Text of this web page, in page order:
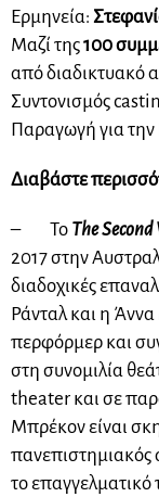
Ερμηνεία:
Μαζί της100
από διαδικτυακό
Συντονισμός
Παραγωγή για την
Διαβάστε
– Το The
2017 στην
διαδοχικές
Ράνταλ και η
περφόρμερ και
στη συνομιλία
theater και σε
Μπρέκον είναι
πανεπιστημιακός
το επαγγελματικό